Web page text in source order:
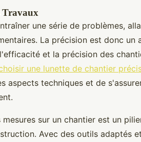
Travaux
une série de problèmes,
La précision est donc un
et la précision des
une lunette de chantier
aspects techniques et de
mesures sur un chantier est un
Avec des outils adaptés